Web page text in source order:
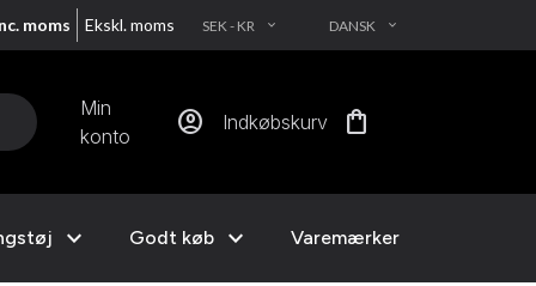
moms Ekskl. moms SEK - KR EXPAND_MORE DANSK EXPAND_MORE
Min
konto
account_circle Indkøbskurv shopping_bag
expand_more Godt køb expand_more Varemærker